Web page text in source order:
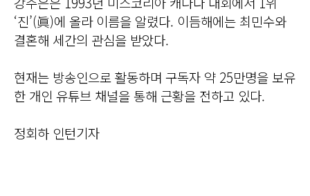
‘진’(眞)에 올라 이름을 알렸다. 이듬해에는 최민수와
결혼해 세간의 관심을 받았다.
현재는 방송인으로 활동하며 구독자 약 25만명을 보유
한 개인 유튜브 채널을 통해 근황을 전하고 있다.
정회하 인턴기자